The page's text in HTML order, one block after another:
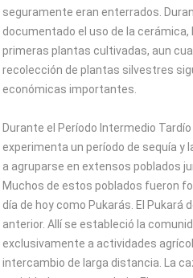
seguramente eran enterrados.
documentado el uso de la
primeras plantas cultivadas, aun
recolección de plantas silvestres
económicas importantes.
Durante el Período Intermedio Tardío
experimenta un período de sequía
a agruparse en extensos poblados
Muchos de estos poblados fueron
día de hoy como Pukarás. El Pukará
anterior. Allí se estableció la
exclusivamente a actividades
intercambio de larga distancia. La